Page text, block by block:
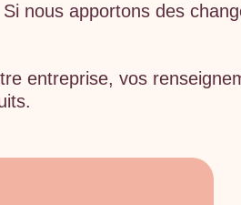
nous apportons des
entreprise, vos